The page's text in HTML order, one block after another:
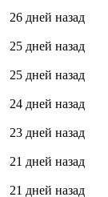
26 дней назад
25 дней назад
25 дней назад
24 дней назад
23 дней назад
21 дней назад
21 дней назад